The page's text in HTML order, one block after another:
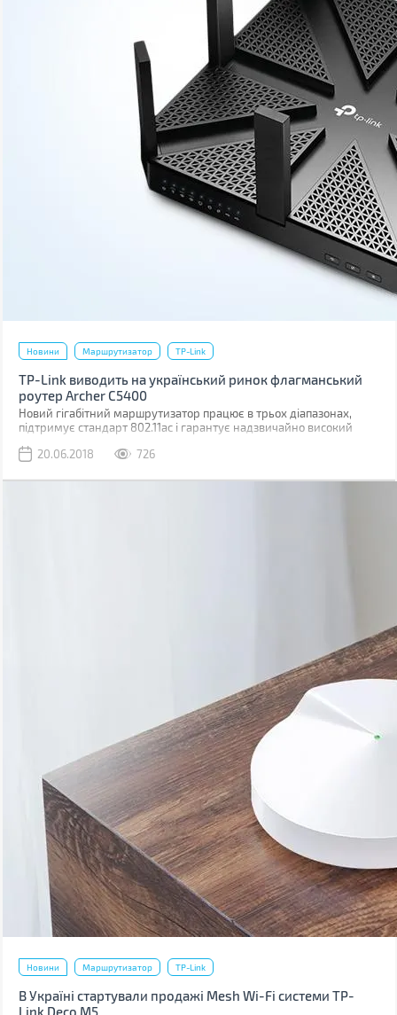
Новини Маршрутизатор TP-Link
TP-Link виводить на український ринок флагманський
роутер Archer C5400
Новий гігабітний маршрутизатор працює в трьох діапазонах,
підтримує стандарт 802.11ac і гарантує надзвичайно високий
форматі 4К.
20.06.2018 726
Новини Маршрутизатор TP-Link
В Україні стартували продажі Mesh Wi-Fi системи TP-
Link Deco M5